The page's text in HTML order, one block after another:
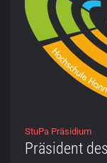
StuPa Präsidium
Präsident